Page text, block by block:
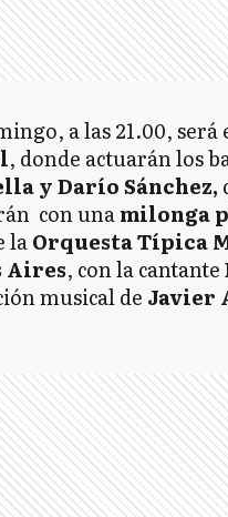
a las 21.00, será
, donde actuarán los
y Darío Sánchez,
con unamilonga
laOrquesta Típica
Aires, con la cantante
musical de Javier